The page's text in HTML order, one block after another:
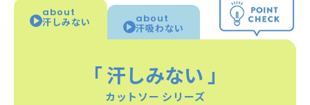
YES NO
02
about
汗しみない about
汗吸わない
「汗しみない」
カットソー シリーズ